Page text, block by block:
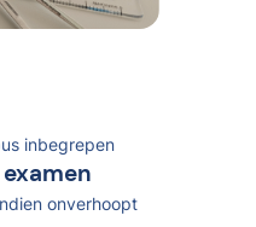
inbegrepen
onverhoopt